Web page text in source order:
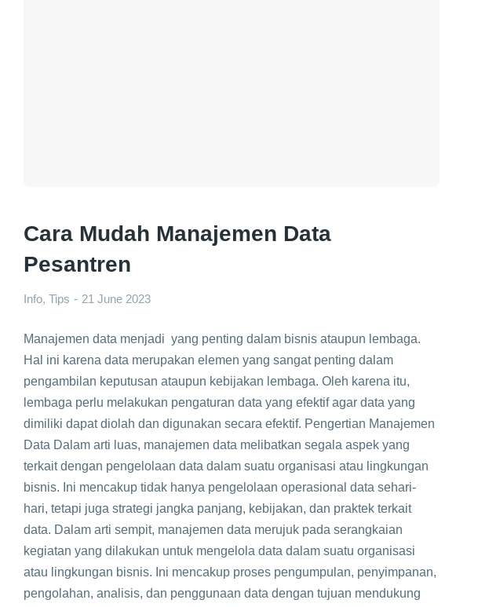
Cara Mudah Manajemen Data
Pesantren
Info, Tips 21 June 2023
Manajemen data menjadi yang penting dalam bisnis ataupun lembaga.
Hal ini karena data merupakan elemen yang sangat penting dalam
pengambilan keputusan ataupun kebijakan lembaga. Oleh karena itu,
lembaga perlu melakukan pengaturan data yang efektif agar data yang
dimiliki dapat diolah dan digunakan secara efektif. Pengertian Manajemen
Data Dalam arti luas, manajemen data melibatkan segala aspek yang
terkait dengan pengelolaan data dalam suatu organisasi atau lingkungan
bisnis. Ini mencakup tidak hanya pengelolaan operasional data sehari-
hari, tetapi juga strategi jangka panjang, kebijakan, dan praktek terkait
data. Dalam arti sempit, manajemen data merujuk pada serangkaian
kegiatan yang dilakukan untuk mengelola data dalam suatu organisasi
atau lingkungan bisnis. Ini mencakup proses pengumpulan, penyimpanan,
pengolahan, analisis, dan penggunaan data dengan tujuan mendukung